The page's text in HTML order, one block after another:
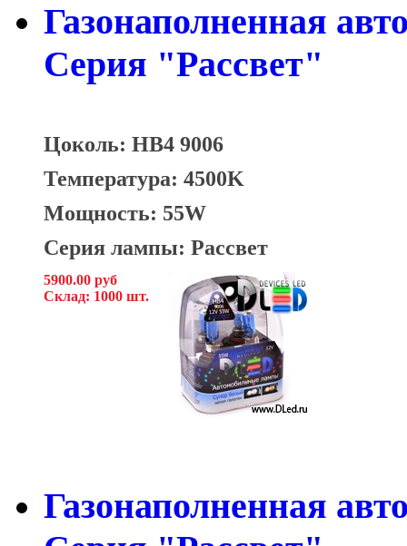
Газонаполненная
Серия "Рассвет"
Цоколь: HB4 9006
Температура: 4500K
Мощность: 55W
Серия лампы: Рассвет
5900.00 руб
Склад: 1000 шт.
Газонаполненная